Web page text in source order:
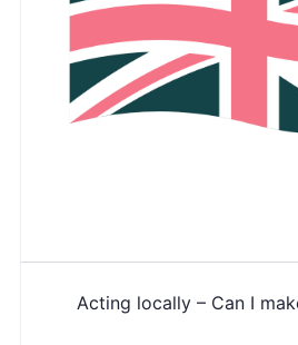
Acting locally – Can I